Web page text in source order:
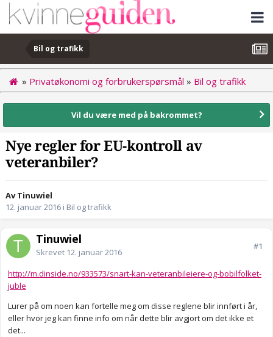
Bil og trafikk
» Privatøkonomi og forbrukerspørsmål » Bil og trafikk
Vil du være med på bakrommet?
Nye regler for EU-kontroll av
veteranbiler?
Av Tinuwiel
12. januar 2016 i Bil og trafikk
Tinuwiel
Skrevet 12. januar 2016
#1
http://m.dinside.no/933573/snart-kan-veteranbileiere-og-bobilfolket-
juble
Lurer på om noen kan fortelle meg om disse reglene blir innført i år,
eller hvor jeg kan finne info om når dette blir avgjort om det ikke et
det...